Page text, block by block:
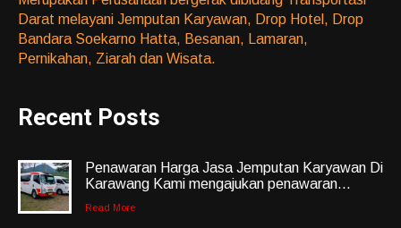
Darat melayani Jemputan Karyawan, Drop Hotel, Drop
Bandara Soekarno Hatta, Besanan, Lamaran,
Pernikahan, Ziarah dan Wisata.
Recent Posts
Penawaran Harga Jasa Jemputan Karyawan Di
Karawang Kami mengajukan penawaran...
Read More